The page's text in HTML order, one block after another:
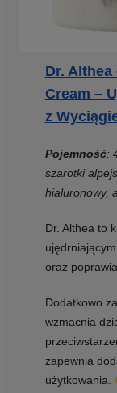
Dr.
Cream –
z
Pojemność:
szarotki
hialuronowy,
Dr. Althea to
oraz
Dodatkowo
wzmacnia
zapewnia
użytkowania.